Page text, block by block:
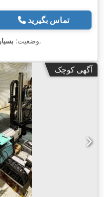
تماس بگیرید
وضعیت:,
آگهی کوچک